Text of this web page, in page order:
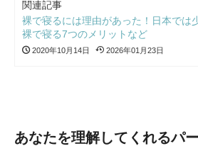
関連記事
裸で寝るには理由があった！日本では
裸で寝る7つのメリットなど
2020年10月14日 2026年01月23日
あなたを理解してくれるパ